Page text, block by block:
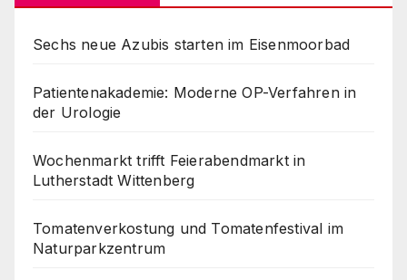
Sechs neue Azubis starten im Eisenmoorbad
Patientenakademie: Moderne OP-Verfahren in
der Urologie
Wochenmarkt trifft Feierabendmarkt in
Lutherstadt Wittenberg
Tomatenverkostung und Tomatenfestival im
Naturparkzentrum